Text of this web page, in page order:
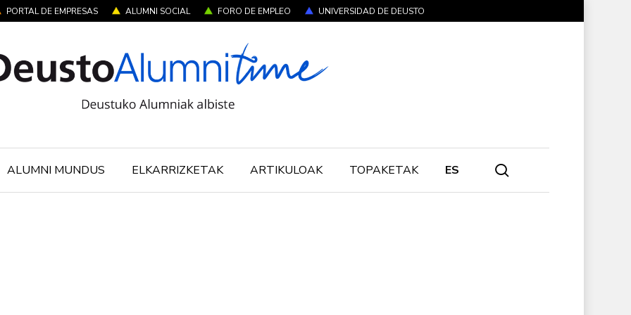
PORTAL DE EMPRESAS ALUMNI SOCIAL FORO DE EMPLEO UNIVERSIDAD DE DEUSTO
ALUMNI MUNDUS ELKARRIZKETAK ARTIKULOAK TOPAKETAK ES